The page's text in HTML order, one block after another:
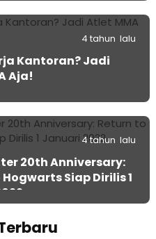
4 tahun lalu
Kantoran? Jadi
Aja!
4 tahun lalu
20th Anniversary:
Siap Dirilis 1